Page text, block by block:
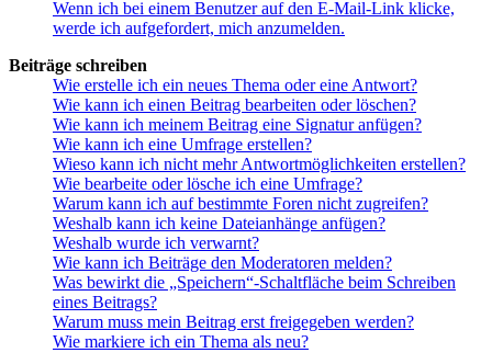
Wenn ich bei einem Benutzer auf den E-Mail-Link klicke,
werde ich aufgefordert, mich anzumelden.
Beiträge schreiben
Wie erstelle ich ein neues Thema oder eine Antwort?
Wie kann ich einen Beitrag bearbeiten oder löschen?
Wie kann ich meinem Beitrag eine Signatur anfügen?
Wie kann ich eine Umfrage erstellen?
Wieso kann ich nicht mehr Antwortmöglichkeiten erstellen?
Wie bearbeite oder lösche ich eine Umfrage?
Warum kann ich auf bestimmte Foren nicht zugreifen?
Weshalb kann ich keine Dateianhänge anfügen?
Weshalb wurde ich verwarnt?
Wie kann ich Beiträge den Moderatoren melden?
Was bewirkt die „Speichern“-Schaltfläche beim Schreiben
eines Beitrags?
Warum muss mein Beitrag erst freigegeben werden?
Wie markiere ich ein Thema als neu?